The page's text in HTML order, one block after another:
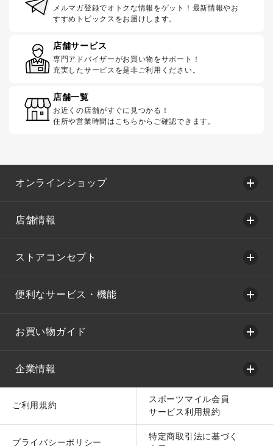
メルマガ登録でオトクな情報をゲット！最新情報やお
すすめトピックスをお届けします。
店舗サービス
専門アドバイザーがお買い物をサポート！
充実したサービスを是非ご利用ください。
店舗一覧
お近くの店舗がすぐに見つかる！
住所や営業時間はこちらからご確認できます。
オンラインショップ
店舗情報
ストアコンセプト
便利なサービス・機能
お買い物ガイド
企業情報
ご利用規約
スポーツマイル会員
サービス利用規約
プライバシーポリシー
特定商取引法に基づく